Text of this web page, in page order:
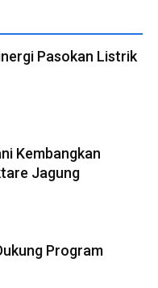
Pasokan Listrik
Kembangkan
Jagung
Program